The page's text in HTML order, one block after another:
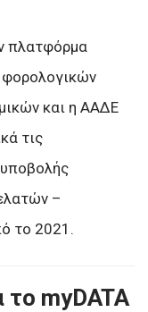
πλατφόρμα
φορολογικών
και η ΑΑΔΕ
τις
–
το 2021.
το myDATA